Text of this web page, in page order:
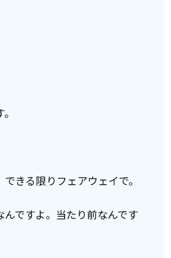
きる限りフェアウェイで。
ですよ。当たり前なんです